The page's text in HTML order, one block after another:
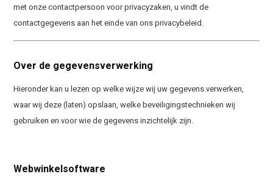
met onze contactpersoon voor privacyzaken, u vindt de
contactgegevens aan het einde van ons privacybeleid.
Over de gegevensverwerking
Hieronder kan u lezen op welke wijze wij uw gegevens verwerken,
waar wij deze (laten) opslaan, welke beveiligingstechnieken wij
gebruiken en voor wie de gegevens inzichtelijk zijn.
Webwinkelsoftware